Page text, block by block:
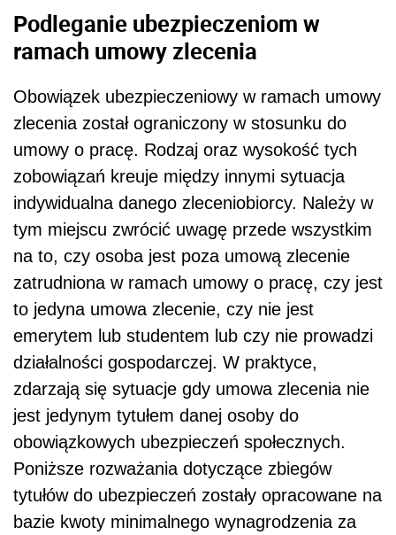
Podleganie ubezpieczeniom w
ramach umowy zlecenia
Obowiązek ubezpieczeniowy w ramach umowy
zlecenia został ograniczony w stosunku do
umowy o pracę. Rodzaj oraz wysokość tych
zobowiązań kreuje między innymi sytuacja
indywidualna danego zleceniobiorcy. Należy w
tym miejscu zwrócić uwagę przede wszystkim
na to, czy osoba jest poza umową zlecenie
zatrudniona w ramach umowy o pracę, czy jest
to jedyna umowa zlecenie, czy nie jest
emerytem lub studentem lub czy nie prowadzi
działalności gospodarczej. W praktyce,
zdarzają się sytuacje gdy umowa zlecenia nie
jest jedynym tytułem danej osoby do
obowiązkowych ubezpieczeń społecznych.
Poniższe rozważania dotyczące zbiegów
tytułów do ubezpieczeń zostały opracowane na
bazie kwoty minimalnego wynagrodzenia za